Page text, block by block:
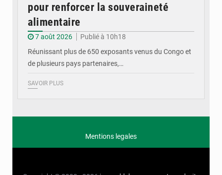
pour renforcer la souveraineté
alimentaire
7 août 2026
Publié à 10h18
Réunissant plus de 650 exposants venus du Congo et
de plusieurs pays partenaires,…
SAVOIR PLUS
Mentions legales